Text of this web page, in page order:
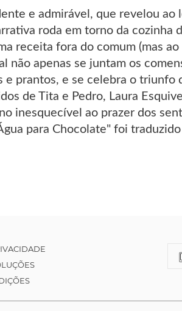
e admirável, que revelou
roda em torno da
receita fora do comum (mas
não apenas se juntam os
e prantos, e se celebra o triunfo
de Tita e Pedro, Laura
inesquecível ao prazer dos
para Chocolate" foi